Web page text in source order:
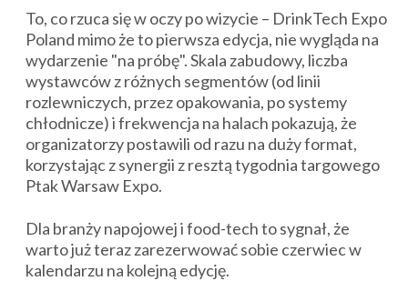
To, co rzuca się w oczy po wizycie – DrinkTech Expo
Poland mimo że to pierwsza edycja, nie wygląda na
wydarzenie "na próbę". Skala zabudowy, liczba
wystawców z różnych segmentów (od linii
rozlewniczych, przez opakowania, po systemy
chłodnicze) i frekwencja na halach pokazują, że
organizatorzy postawili od razu na duży format,
korzystając z synergii z resztą tygodnia targowego
Ptak Warsaw Expo.
Dla branży napojowej i food-tech to sygnał, że
warto już teraz zarezerwować sobie czerwiec w
kalendarzu na kolejną edycję.